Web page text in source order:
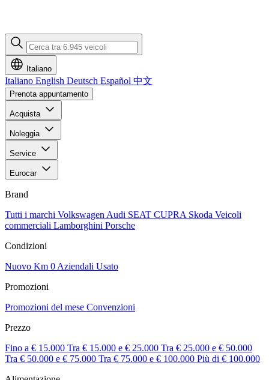
Italiano
Italiano English Deutsch Español 中文
Prenota appuntamento
Acquista
Noleggia
Service
Eurocar
Brand
Tutti i marchi Volkswagen Audi SEAT CUPRA Skoda Veicoli
commerciali Lamborghini Porsche
Condizioni
Nuovo Km 0 Aziendali Usato
Promozioni
Promozioni del mese Convenzioni
Prezzo
Fino a € 15.000 Tra € 15.000 e € 25.000 Tra € 25.000 e € 50.000
Tra € 50.000 e € 75.000 Tra € 75.000 e € 100.000 Più di € 100.000